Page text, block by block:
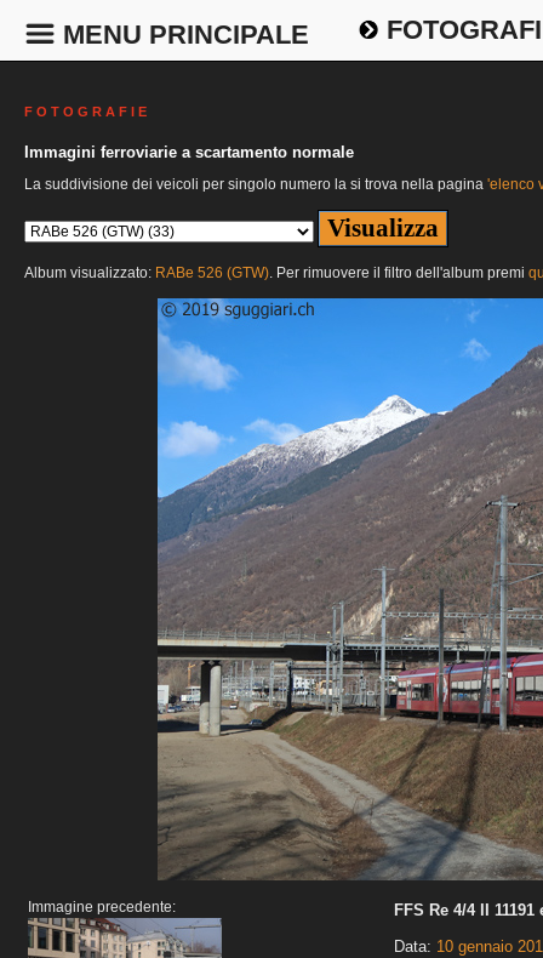
MENU PRINCIPALE
F O T O G R A F I E
Immagini ferroviarie a scartamento normale
La suddivisione dei veicoli per singolo numero la si trova nella pagina 'elenco
Album visualizzato: RABe 526 (GTW). Per rimuovere il filtro dell'album premi
Immagine precedente:
FFS Re 4/4 II 11191
Data: 10 gennaio